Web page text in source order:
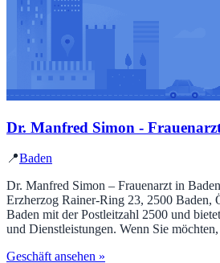
Dr. Manfred Simon -
📍Baden
Dr. Manfred Simon – Frauenarzt in
Erzherzog Rainer-Ring 23, 2500 Baden,
Baden mit der Postleitzahl 2500 und
und Dienstleistungen. Wenn Sie
Geschäft ansehen »